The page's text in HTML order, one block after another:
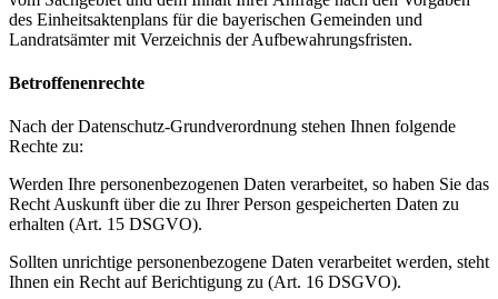
des Einheitsaktenplans für die bayerischen Gemeinden und
Landratsämter mit Verzeichnis der Aufbewahrungsfristen.
Betroffenenrechte
Nach der Datenschutz-Grundverordnung stehen Ihnen folgende
Rechte zu:
Werden Ihre personenbezogenen Daten verarbeitet, so haben Sie das
Recht Auskunft über die zu Ihrer Person gespeicherten Daten zu
erhalten (Art. 15 DSGVO).
Sollten unrichtige personenbezogene Daten verarbeitet werden, steht
Ihnen ein Recht auf Berichtigung zu (Art. 16 DSGVO).